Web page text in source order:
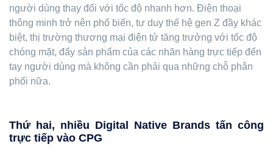
người dùng thay đổi với tốc độ nhanh hơn. Điện thoại
thông minh trở nên phổ biến, tư duy thế hệ gen Z đầy khác
biệt, thị trường thương mại điện tử tăng trưởng với tốc độ
chóng mặt, đẩy sản phẩm của các nhãn hàng trực tiếp đến
tay người dùng mà không cần phải qua những chỗ phân
phối nữa.
Thứ hai, nhiều Digital Native Brands tấn công
trực tiếp vào CPG